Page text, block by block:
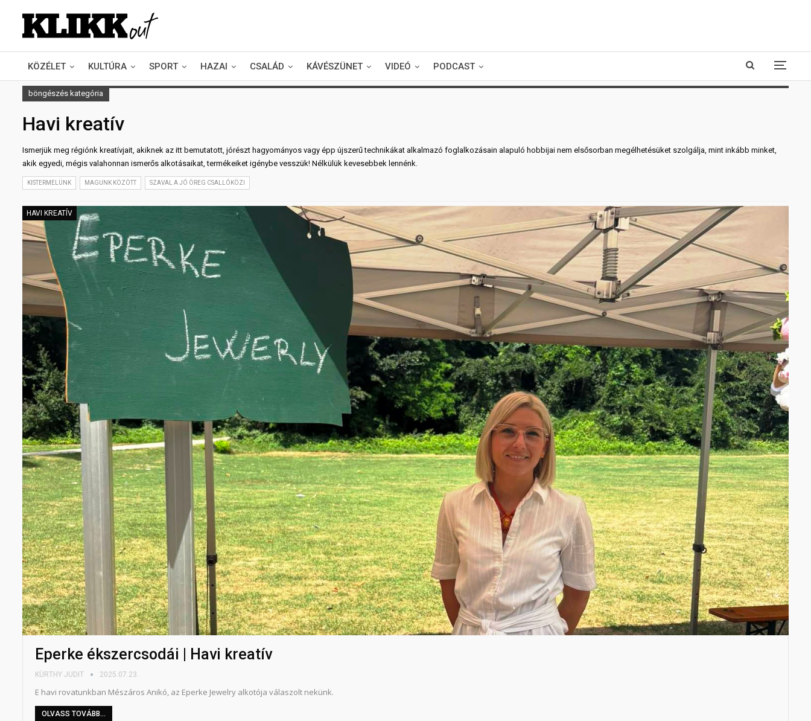
KÖZÉLET KULTÚRA SPORT HAZAI CSALÁD KÁVÉSZÜNET VIDEÓ PODCAST
böngészés kategória
Havi kreatív
Ismerjük meg régiónk kreatívjait, akiknek az itt bemutatott, jórészt hagyományos vagy épp újszerű technikákat alkalmazó foglalkozásain alapuló hobbijai nem elsősorban megélhetésüket szolgálja, mint inkább minket,
akik egyedi, mégis valahonnan ismerős alkotásaikat, termékeiket igénybe vesszük! Nélkülük kevesebbek lennénk.
KISTERMELÜNK MAGUNK KÖZÖTT SZAVAL A JÓ ÖREG CSALLÓKÖZI
HAVI KREATÍV
Eperke ékszercsodái | Havi kreatív
KÜRTHY JUDIT 2025.07.23.
E havi rovatunkban Mészáros Anikó, az Eperke Jewelry alkotója válaszolt nekünk.
OLVASS TOVÁBB...